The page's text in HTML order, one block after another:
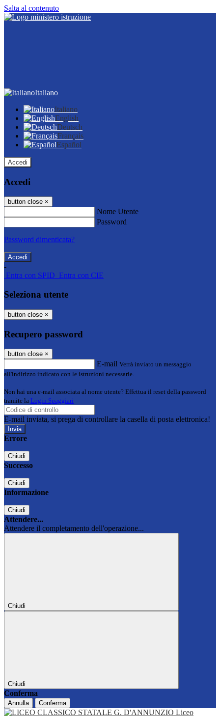
Salta al contenuto
Italiano
Italiano
English
Deutsch
Français
Español
Accedi
Accedi
button close ×
Nome Utente
Password
Password dimenticata?
-
Entra con SPID Entra con CIE
Seleziona utente
button close ×
Recupero password
button close ×
E-mail Verrà inviato un messaggio
all'indirizzo indicato con le istruzioni necessarie.
Non hai una e-mail associata al nome utente? Effettua il reset della password
tramite la Login Spaggiari
E-mail inviata, si prega di controllare la casella di posta elettronica!
Errore
Chiudi
Successo
Chiudi
Informazione
Chiudi
Attendere...
Attendere il completamento dell'operazione...
Chiudi
Chiudi
Conferma
Annulla Conferma
Liceo